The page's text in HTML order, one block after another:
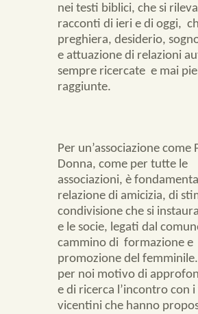
nei testi biblici, che si
racconti di ieri e di oggi,
preghiera, desiderio,
e attuazione di relazioni
sempre ricercate e mai
raggiunte.
Per un’associazione come
Donna, come per tutte le
associazioni, è
relazione di amicizia, di
condivisione che si
e le socie, legati dal
cammino di formazione e
promozione del femminile.
per noi motivo di
e di ricerca l’incontro con
vicentini che hanno